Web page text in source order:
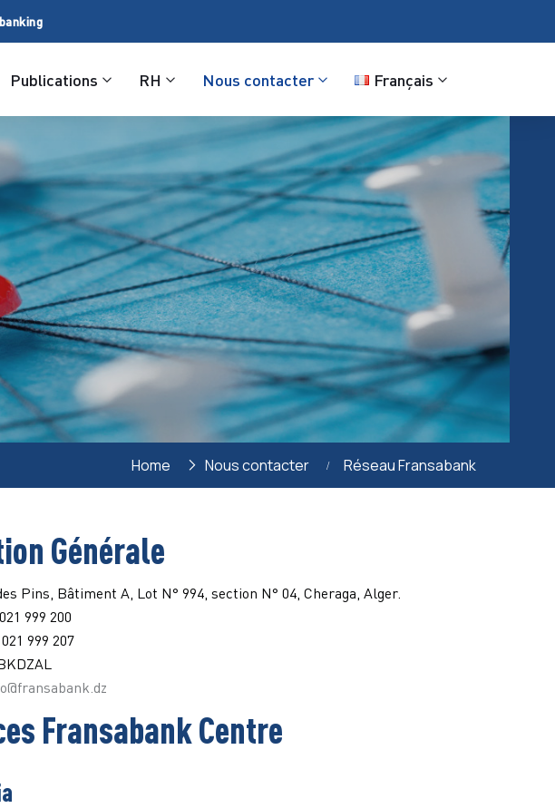
Publications RH Nous contacter Français
Home Nous contacter Réseau Fransabank
Générale
Pins, Bâtiment A, Lot N° 994, section N° 04, Cheraga, Alger.
999 200
999 207
Fransabank Centre